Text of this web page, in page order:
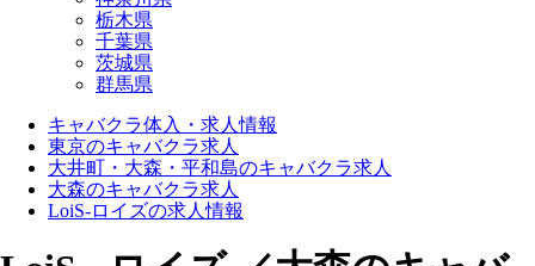
栃木県
千葉県
茨城県
群馬県
キャバクラ体入・求人情報
東京のキャバクラ求人
大井町・大森・平和島のキャバクラ求人
大森のキャバクラ求人
LoiS-ロイズの求人情報